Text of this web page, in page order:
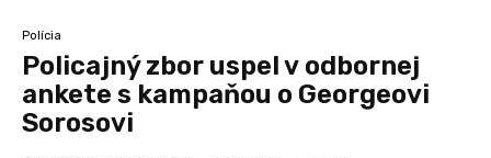
Polícia
Policajný zbor uspel v odbornej
ankete s kampaňou o Georgeovi
Sorosovi